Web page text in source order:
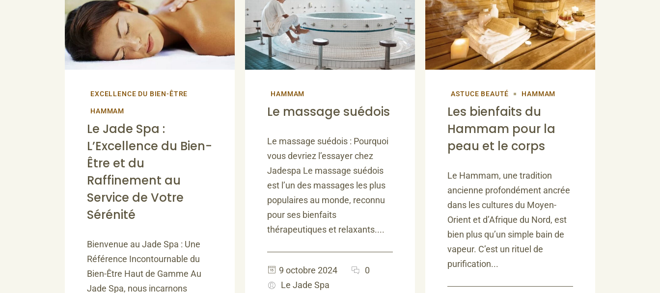
EXCELLENCE DU BIEN-ÊTRE
HAMMAM
Le Jade Spa :
L’Excellence du Bien-
Être et du
Raffinement au
Service de Votre
Sérénité
Bienvenue au Jade Spa : Une
Référence Incontournable du
Bien-Être Haut de Gamme Au
Jade Spa, nous incarnons
HAMMAM
Le massage suédois
Le massage suédois : Pourquoi
vous devriez l’essayer chez
Jadespa Le massage suédois
est l’un des massages les plus
populaires au monde, reconnu
pour ses bienfaits
thérapeutiques et relaxants....
9 octobre 2024
0
Le Jade Spa
ASTUCE BEAUTÉ HAMMAM
Les bienfaits du
Hammam pour la
peau et le corps
Le Hammam, une tradition
ancienne profondément ancrée
dans les cultures du Moyen-
Orient et d’Afrique du Nord, est
bien plus qu’un simple bain de
vapeur. C’est un rituel de
purification...